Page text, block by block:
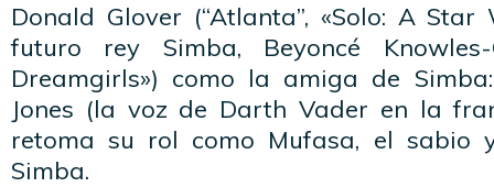
Donald Glover (“Atlanta”, «Solo: A
futuro rey Simba, Beyoncé Knowles-
Dreamgirls») como la amiga de
Jones (la voz de Darth Vader en la
retoma su rol como Mufasa, el sabio
Simba.